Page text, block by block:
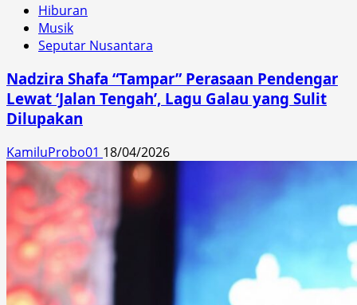
Hiburan
Musik
Seputar Nusantara
Nadzira Shafa “Tampar” Perasaan Pendengar
Lewat ‘Jalan Tengah’, Lagu Galau yang Sulit
Dilupakan
KamiluProbo01 18/04/2026